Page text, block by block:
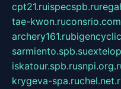
cpt21.ruispecspb.ru
tae-kwon.ru
archery161.ru
sarmiento.spb.su
iskatour.spb.ru
krygeva-spa.ru